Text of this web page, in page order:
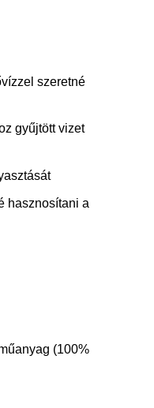
szeretné
gyűjtött vizet
hasznosítani a
(100%